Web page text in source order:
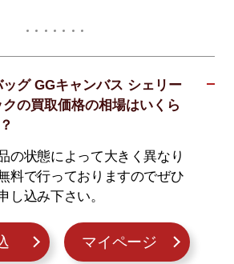
グ GGキャンバス シェリー
の買取価格の相場はいくら
の状態によって大きく異なり
料で行っておりますのでぜひ
し込み下さい。
マイページ